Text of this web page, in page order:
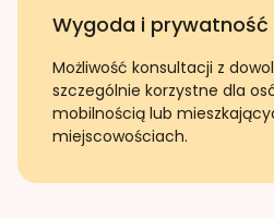
Wygoda i prywatność
Możliwość konsultacji z
szczególnie korzystne dla
mobilnością lub
miejscowościach.